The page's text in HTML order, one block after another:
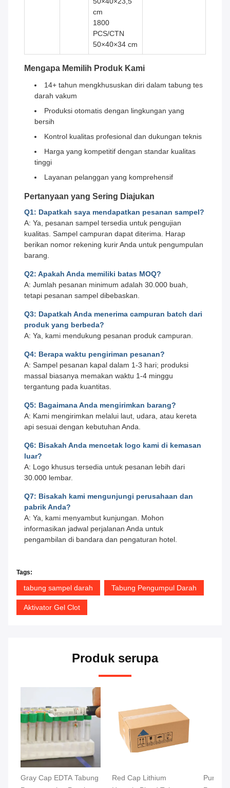
cm
1800
PCS/CTN
50×40×34 cm
Mengapa Memilih Produk Kami
14+ tahun mengkhususkan diri dalam tabung tes
darah vakum
Produksi otomatis dengan lingkungan yang
bersih
Kontrol kualitas profesional dan dukungan teknis
Harga yang kompetitif dengan standar kualitas
tinggi
Layanan pelanggan yang komprehensif
Pertanyaan yang Sering Diajukan
Q1: Dapatkah saya mendapatkan pesanan sampel?
A: Ya, pesanan sampel tersedia untuk pengujian
kualitas. Sampel campuran dapat diterima. Harap
berikan nomor rekening kurir Anda untuk pengumpulan
barang.
Q2: Apakah Anda memiliki batas MOQ?
A: Jumlah pesanan minimum adalah 30.000 buah,
tetapi pesanan sampel dibebaskan.
Q3: Dapatkah Anda menerima campuran batch dari
produk yang berbeda?
A: Ya, kami mendukung pesanan produk campuran.
Q4: Berapa waktu pengiriman pesanan?
A: Sampel pesanan kapal dalam 1-3 hari; produksi
massal biasanya memakan waktu 1-4 minggu
tergantung pada kuantitas.
Q5: Bagaimana Anda mengirimkan barang?
A: Kami mengirimkan melalui laut, udara, atau kereta
api sesuai dengan kebutuhan Anda.
Q6: Bisakah Anda mencetak logo kami di kemasan
luar?
A: Logo khusus tersedia untuk pesanan lebih dari
30.000 lembar.
Q7: Bisakah kami mengunjungi perusahaan dan
pabrik Anda?
A: Ya, kami menyambut kunjungan. Mohon
informasikan jadwal perjalanan Anda untuk
pengambilan di bandara dan pengaturan hotel.
Tags:
tabung sampel darah Tabung Pengumpul Darah
Aktivator Gel Clot
Produk serupa
Gray Cap EDTA Tabung
Red Cap Lithium
Purple